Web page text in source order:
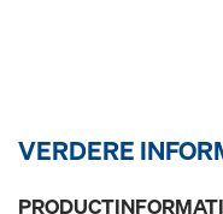
VERDERE